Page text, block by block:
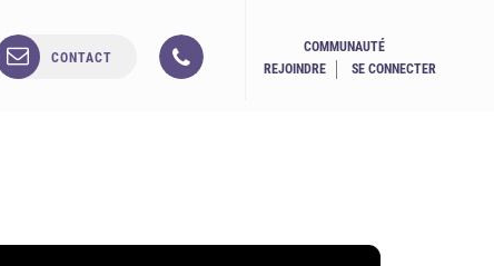
CONTACT
COMMUNAUTÉ
REJOINDRE
SE CONNECTER